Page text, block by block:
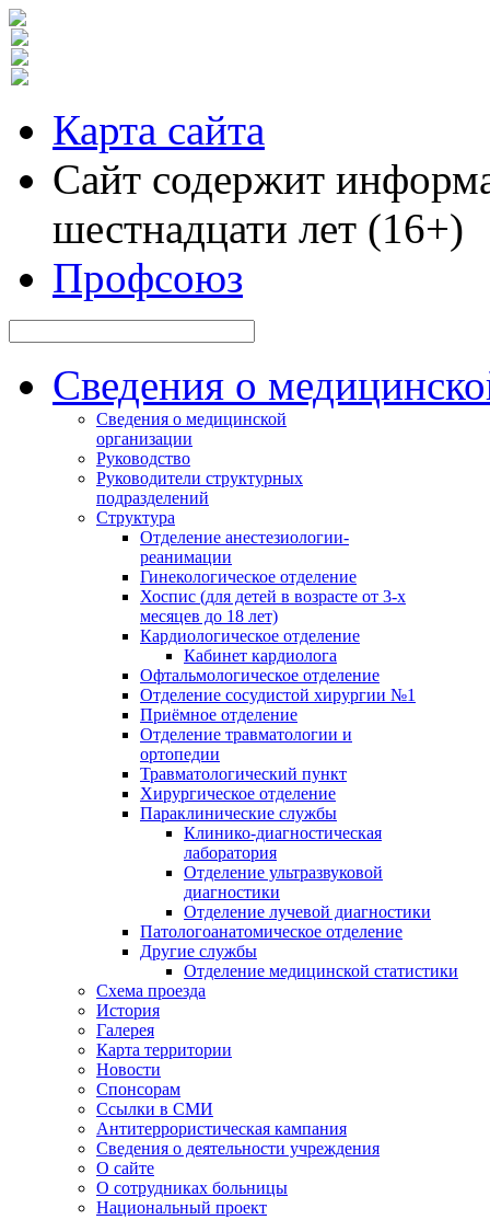
Карта сайта
Сайт содержит
шестнадцати лет (16+)
Профсоюз
Сведения о
Сведения о медицинской
организации
Руководство
Руководители структурных
подразделений
Структура
Отделение анестезиологии-
реанимации
Гинекологическое отделение
Хоспис (для детей в возрасте от 3-х
месяцев до 18 лет)
Кардиологическое отделение
Кабинет кардиолога
Офтальмологическое отделение
Отделение сосудистой хирургии №1
Приёмное отделение
Отделение травматологии и
ортопедии
Травматологический пункт
Хирургическое отделение
Параклинические службы
Клинико-диагностическая
лаборатория
Отделение ультразвуковой
диагностики
Отделение лучевой диагностики
Патологоанатомическое отделение
Другие службы
Отделение медицинской статистики
Схема проезда
История
Галерея
Карта территории
Новости
Спонсорам
Ссылки в СМИ
Антитеррористическая кампания
Сведения о деятельности учреждения
О сайте
О сотрудниках больницы
Национальный проект